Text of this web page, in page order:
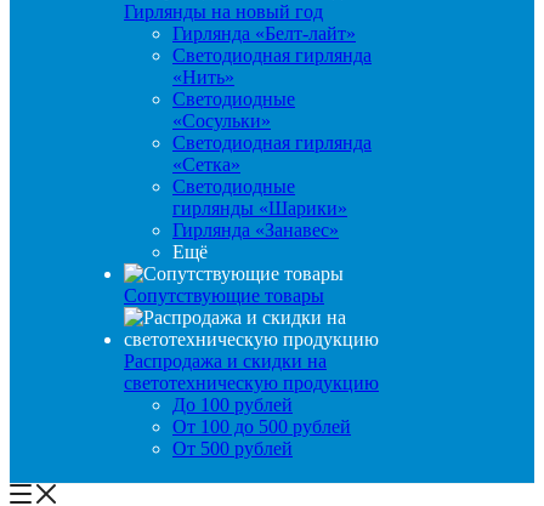
Гирлянды на новый год
Гирлянда «Белт-лайт»
Светодиодная гирлянда
«Нить»
Светодиодные
«Сосульки»
Светодиодная гирлянда
«Сетка»
Светодиодные
гирлянды «Шарики»
Гирлянда «Занавес»
Ещё
Сопутствующие товары
Распродажа и скидки на
светотехническую продукцию
До 100 рублей
От 100 до 500 рублей
От 500 рублей